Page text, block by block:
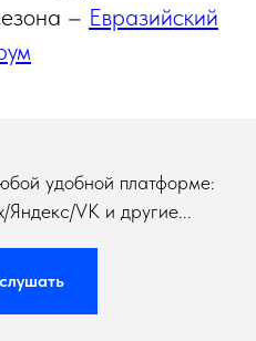
– Евразийский
удобной платформе:
VK и другие...